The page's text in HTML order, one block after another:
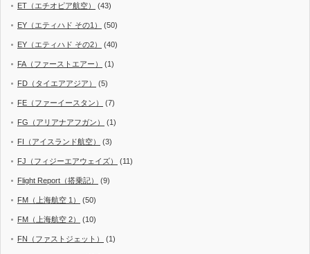
ET（エチオピア航空） (43)
EY（エティハド その1） (50)
EY（エティハド その2） (40)
FA（ファーストエアー） (1)
FD（タイエアアジア） (5)
FE（ファーイースタン） (7)
FG（アリアナアフガン） (1)
FI（アイスランド航空） (3)
FJ（フィジーエアウェイズ） (11)
Flight Report（搭乗記） (9)
FM（上海航空 1） (50)
FM（上海航空 2） (10)
FN（ファストジェット） (1)